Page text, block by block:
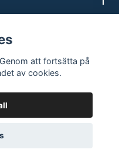
AB
att fortsätta på
av cookies.